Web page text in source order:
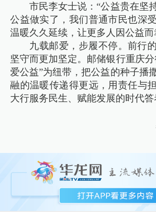
市民李女士说：“公益贵在坚
公益做实了，我们普通市民也深
温暖久久延续，让更多人因公益而
九载邮爱，步履不停。前行
坚守而更加坚定。邮储银行重庆
爱公益”为纽带，把公益的种子播
融的温暖传递得更远，用责任与
大行服务民生、赋能发展的时代答